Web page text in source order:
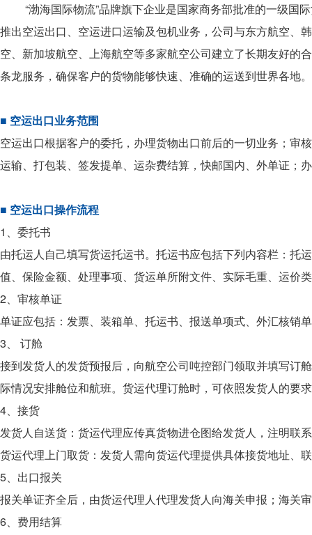
“渤海国际物流”品牌旗下企业是国家商务部批准的一级国
推出空运出口、空运进口运输及包机业务，公司与东方航空、
空、新加坡航空、上海航空等多家航空公司建立了长期友好的
条龙服务，确保客户的货物能够快速、准确的运送到世界各地。
■ 空运出口业务范围
空运出口根据客户的委托，办理货物出口前后的一切业务；审
运输、打包装、签发提单、运杂费结算，快邮国内、外单证；
■ 空运出口操作流程
1、委托书
由托运人自己填写货运托运书。托运书应包括下列内容栏：托
值、保险金额、处理事项、货运单所附文件、实际毛重、运价
2、审核单证
单证应包括：发票、装箱单、托运书、报送单项式、外汇核销
3、 订舱
接到发货人的发货预报后，向航空公司吨控部门领取并填写订
际情况安排舱位和航班。货运代理订舱时，可依照发货人的要
4、接货
发货人自送货：货运代理应传真货物进仓图给发货人，注明联
货运代理上门取货：发货人需向货运代理提供具体接货地址、
5、出口报关
报关单证齐全后，由货运代理人代理发货人向海关申报；海关
6、费用结算